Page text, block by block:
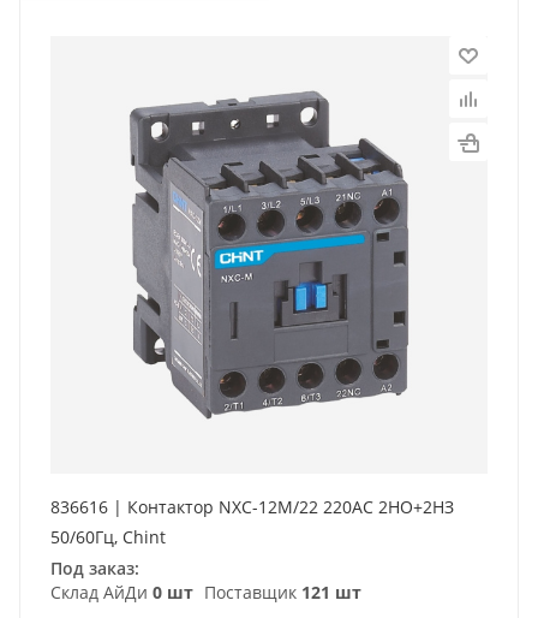
836616 | Контактор NXC-12M/22 220AC 2НО+2НЗ
50/60Гц, Chint
Под заказ:
Склад АйДи 0 шт Поставщик 121 шт